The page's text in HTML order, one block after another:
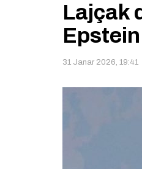
Lajçak
Epstein
31 Janar 2026, 19:41